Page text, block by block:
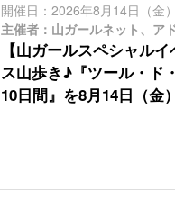
開催日：2026年8月14日（金
主催者：山ガールネット、ア
【山ガールスペシャル
ス山歩き♪『ツール・
10日間』を8月14日（金